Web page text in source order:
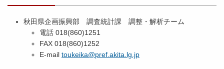
秋田県企画振興部 調査統計課 調整・解析チーム
電話 018(860)1251
FAX 018(860)1252
E-mail toukeika@pref.akita.lg.jp